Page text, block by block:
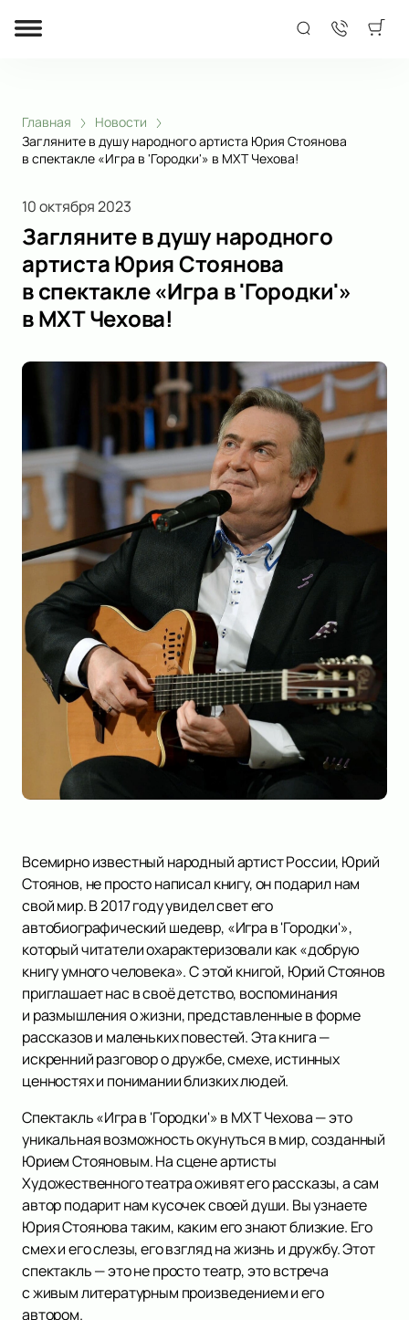
Главная
Новости
Загляните в душу народного артиста Юрия Стоянова
в спектакле «Игра в 'Городки'» в МХТ Чехова!
10 октября 2023
Загляните в душу народного
артиста Юрия Стоянова
в спектакле «Игра в 'Городки'»
в МХТ Чехова!
Всемирно известный народный артист России, Юрий
Стоянов, не просто написал книгу, он подарил нам
свой мир. В 2017 году увидел свет его
автобиографический шедевр, «Игра в 'Городки'»,
который читатели охарактеризовали как «добрую
книгу умного человека». С этой книгой, Юрий Стоянов
приглашает нас в своё детство, воспоминания
и размышления о жизни, представленные в форме
рассказов и маленьких повестей. Эта книга —
искренний разговор о дружбе, смехе, истинных
ценностях и понимании близких людей.
Спектакль «Игра в 'Городки'» в МХТ Чехова — это
уникальная возможность окунуться в мир, созданный
Юрием Стояновым. На сцене артисты
Художественного театра оживят его рассказы, а сам
автор подарит нам кусочек своей души. Вы узнаете
Юрия Стоянова таким, каким его знают близкие. Его
смех и его слезы, его взгляд на жизнь и дружбу. Этот
спектакль — это не просто театр, это встреча
с живым литературным произведением и его
автором.